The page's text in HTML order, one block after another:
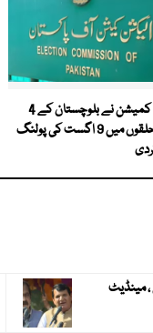
الیکشن کمیشن نے بلوچستان کے 4
بلدیاتی حلقوں میں 9 اگست کی پولنگ
مینڈیٹ